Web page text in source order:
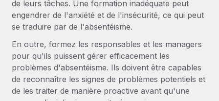
de leurs tâches. Une formation inadéquate peut
engendrer de l'anxiété et de l'insécurité, ce qui peut
se traduire par de l'absentéisme.
En outre, formez les responsables et les managers
pour qu'ils puissent gérer efficacement les
problèmes d'absentéisme. Ils doivent être capables
de reconnaître les signes de problèmes potentiels et
de les traiter de manière proactive avant qu'une